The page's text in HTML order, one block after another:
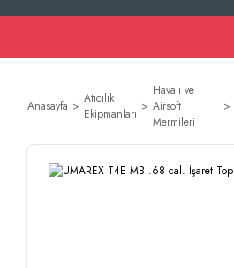
Anasayfa
Atıcılık
Ekipmanları
Havalı ve
Airsoft
Mermileri